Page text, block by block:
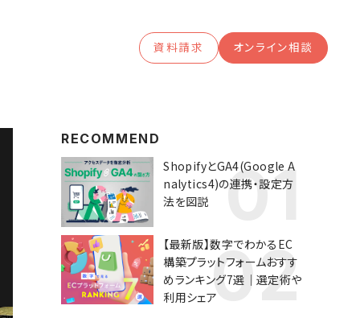
資料請求 オンライン相談
RECOMMEND
ShopifyとGA4(Google A
nalytics4)の連携・設定方
法を図説
【最新版】数字でわかるEC
構築プラットフォームおすす
めランキング7選｜選定術や
利用シェア